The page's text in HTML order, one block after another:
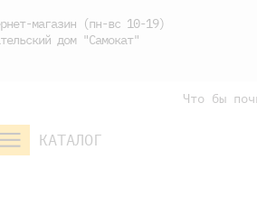
магазин (пн-вс 10-19)
дом "Самокат"
Что бы
КАТАЛОГ